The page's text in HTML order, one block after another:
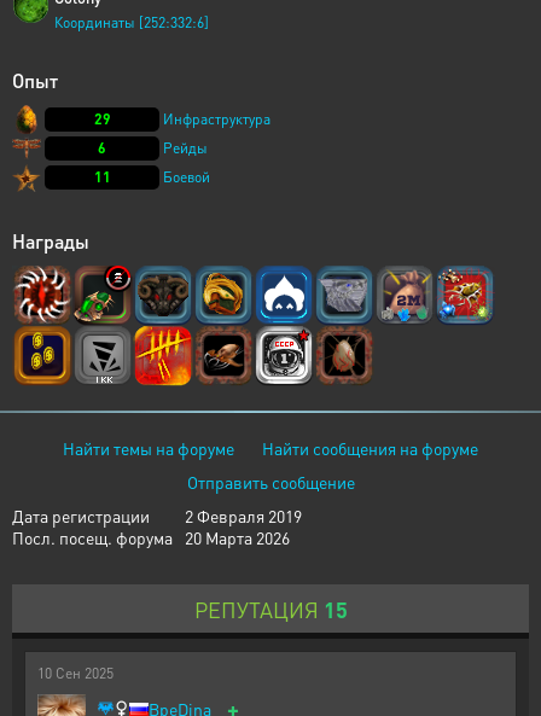
Координаты [252:332:6]
Опыт
29
Инфраструктура
6
Рейды
11
Боевой
Награды
Найти темы на форуме
Найти сообщения на форуме
Отправить сообщение
Дата регистрации
2 Февраля 2019
Посл. посещ. форума
20 Марта 2026
РЕПУТАЦИЯ 15
10 Сен 2025
BpeDina +